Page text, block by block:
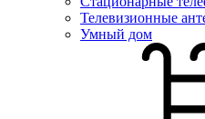
Телевизионные
Умный дом